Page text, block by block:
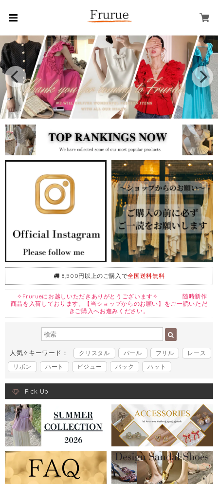
8,500円以上のご購入で全国送料無料
✧Frurueにお越しいただきありがとうございます✧ 随時新作
商品を入荷しております。【当ショップからのお願い】をご一読いただ
きご購入へお進みください。
人気✧キーワード： クリスタル パール フリル
レース
リボン
ハート ビジュー バック ハット
Pick Up